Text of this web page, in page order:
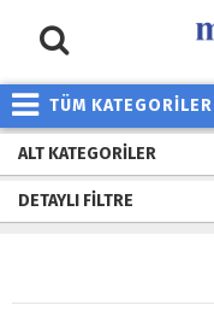
TÜM KATEGORİLER
ALT KATEGORILER
DETAYLI FILTRE